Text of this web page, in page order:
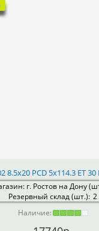
8.5x20 PCD 5x114.3 ET 30
г. Ростов на Дону
Резервный склад (шт.): 2
Наличие: